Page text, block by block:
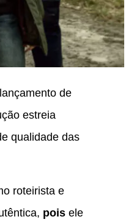
de
estreia
qualidade das
roteirista e
poisele